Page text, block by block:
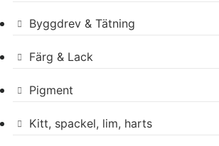
Byggdrev & Tätning
Färg & Lack
Pigment
Kitt, spackel, lim, harts